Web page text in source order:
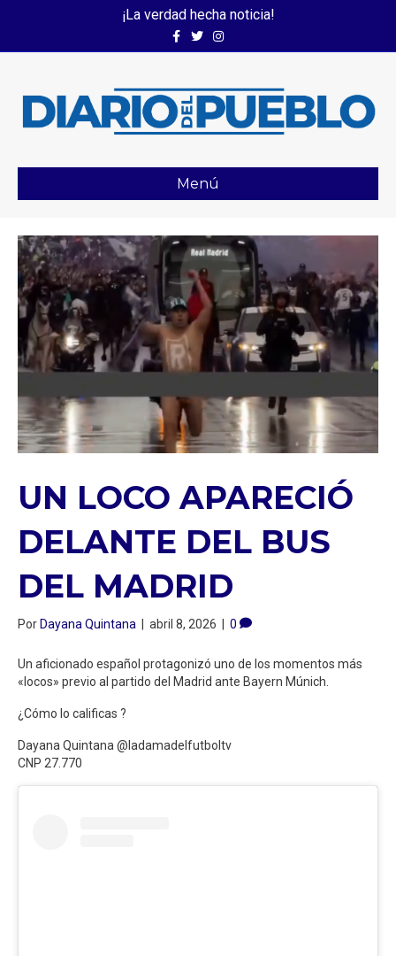
¡La verdad hecha noticia!
FacebookTwitterInstagram
Menú
UN LOCO APARECIÓ
DELANTE DEL BUS
DEL MADRID
Por Dayana Quintana abril 8, 2026 0
Un aficionado español protagonizó uno de los momentos más
«locos» previo al partido del Madrid ante Bayern Múnich.
¿Cómo lo calificas ?
Dayana Quintana @ladamadelfutboltv
CNP 27.770